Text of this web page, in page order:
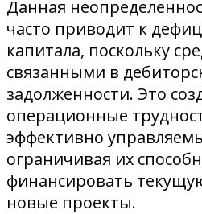
Данная
часто приводит к
капитала, поскольку
связанными в
задолженности. Это
операционные
эффективно
ограничивая их
финансировать
новые проекты.